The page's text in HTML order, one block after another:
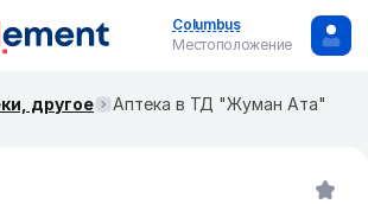
Columbus
Местоположение
другое Аптека в ТД "Жуман Ата"